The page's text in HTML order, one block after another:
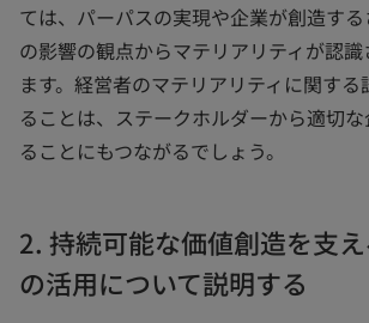
ては、パーパスの実現や企業が創造す
の影響の観点からマテリアリティが認
ます。経営者のマテリアリティに関す
ることは、ステークホルダーから適切
ることにもつながるでしょう。
2. 持続可能な価値創造を支
の活用について説明する